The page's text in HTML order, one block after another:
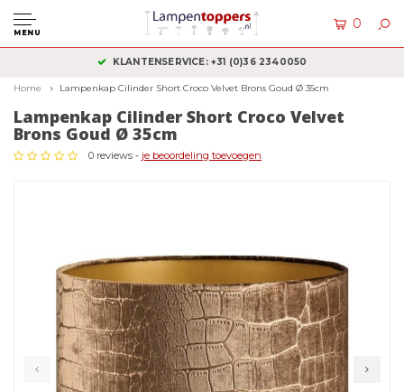
MENU
0
KLANTENSERVICE: +31 (0)36 2340050
Home Lampenkap Cilinder Short Croco Velvet Brons Goud Ø 35cm
Lampenkap Cilinder Short Croco Velvet
Brons Goud Ø 35cm
0 reviews - je beoordeling toevoegen